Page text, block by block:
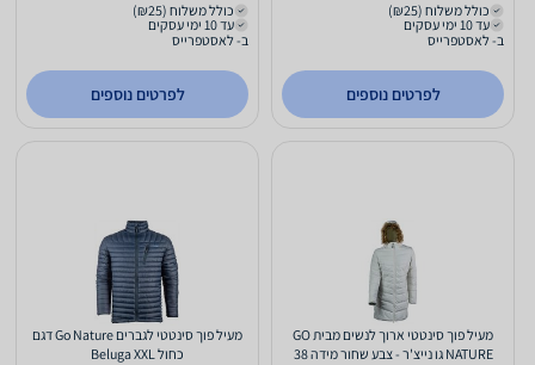
כולל משלוח (₪25)
עד 10 ימי עסקים
ב- לאסטפרייס
לפרטים נוספים
כולל משלוח (₪25)
עד 10 ימי עסקים
ב- לאסטפרייס
לפרטים נוספים
מעיל פוך סינטטי ארוך לנשים מבית GO
NATURE גו נייצ'ר - צבע שחור מידה 38
מעיל פוך סינטטי לגברים Go Nature דגם
כחול Beluga XXL